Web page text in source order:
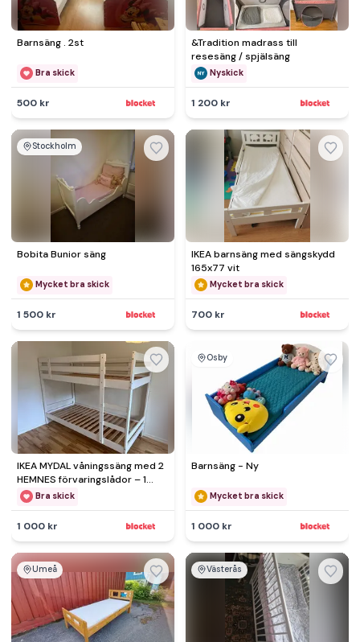
Barnsäng . 2st
Bra skick
500 kr
&Tradition madrass till
resesäng / spjälsäng
Nyskick
1 200 kr
Stockholm
Bobita Bunior säng
Mycket bra skick
1 500 kr
IKEA barnsäng med sängskydd
165x77 vit
Mycket bra skick
700 kr
IKEA MYDAL våningssäng med 2
HEMNES förvaringslådor – 1
000 kBra skick
1 000 kr
Osby
Barnsäng - Ny
Mycket bra skick
1 000 kr
Umeå Västerås